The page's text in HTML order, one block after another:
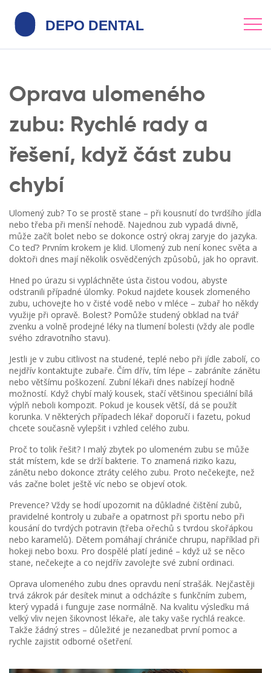
Oprava ulomeného
zubu: Rychlé rady a
řešení, když část zubu
chybí
Ulomený zub? To se prostě stane – při kousnutí do tvrdšího jídla
nebo třeba při menší nehodě. Najednou zub vypadá divně,
může začít bolet nebo se dokonce ostrý okraj zaryje do jazyka.
Co teď? Prvním krokem je klid. Ulomený zub není konec světa a
doktoři dnes mají několik osvědčených způsobů, jak ho opravit.
Hned po úrazu si vypláchněte ústa čistou vodou, abyste
odstranili případné úlomky. Pokud najdete kousek zlomeného
zubu, uchovejte ho v čisté vodě nebo v mléce – zubař ho někdy
využije při opravě. Bolest? Pomůže studený obklad na tvář
zvenku a volně prodejné léky na tlumení bolesti (vždy ale podle
svého zdravotního stavu).
Jestli je v zubu citlivost na studené, teplé nebo při jídle zabolí, co
nejdřív kontaktujte zubaře. Čím dřív, tím lépe – zabráníte zánětu
nebo většímu poškození. Zubní lékaři dnes nabízejí hodně
možností. Když chybí malý kousek, stačí většinou speciální bílá
výplň neboli kompozit. Pokud je kousek větší, dá se použít
korunka. V některých případech lékař doporučí i fazetu, pokud
chcete současně vylepšit i vzhled celého zubu.
Proč to tolik řešit? I malý zbytek po ulomeném zubu se může
stát místem, kde se drží bakterie. To znamená riziko kazu,
zánětu nebo dokonce ztráty celého zubu. Proto nečekejte, než
vás začne bolet ještě víc nebo se objeví otok.
Prevence? Vždy se hodí upozornit na důkladné čištění zubů,
pravidelné kontroly u zubaře a opatrnost při sportu nebo při
kousání do tvrdých potravin (třeba ořechů s tvrdou skořápkou
nebo karamelů). Dětem pomáhají chrániče chrupu, například při
hokeji nebo boxu. Pro dospělé platí jediné – když už se něco
stane, nečekejte a co nejdřív zavolejte své zubní ordinaci.
Oprava ulomeného zubu dnes opravdu není strašák. Nejčastěji
trvá zákrok pár desítek minut a odcházíte s funkčním zubem,
který vypadá i funguje zase normálně. Na kvalitu výsledku má
velký vliv nejen šikovnost lékaře, ale taky vaše rychlá reakce.
Takže žádný stres – důležité je nezanedbat první pomoc a
rychle zajistit odborné ošetření.